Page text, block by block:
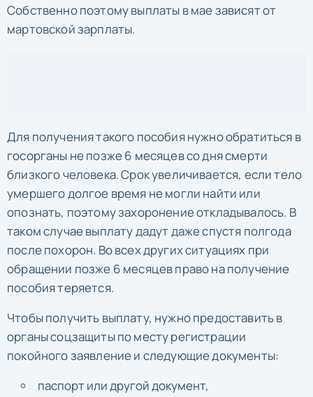
Собственно поэтому выплаты в мае зависят от
мартовской зарплаты.
Для получения такого пособия нужно обратиться в
госорганы не позже 6 месяцев со дня смерти
близкого человека. Срок увеличивается, если тело
умершего долгое время не могли найти или
опознать, поэтому захоронение откладывалось. В
таком случае выплату дадут даже спустя полгода
после похорон. Во всех других ситуациях при
обращении позже 6 месяцев право на получение
пособия теряется.
Чтобы получить выплату, нужно предоставить в
органы соцзащиты по месту регистрации
покойного заявление и следующие документы:
паспорт или другой документ,